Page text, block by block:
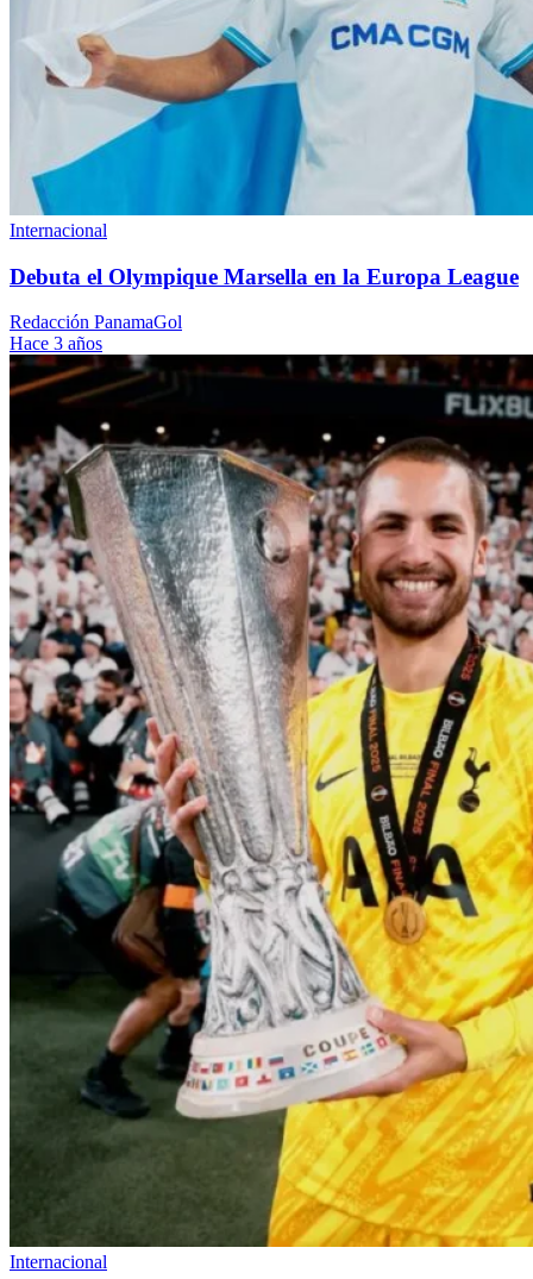
Internacional
Debuta el Olympique Marsella en la Europa League
Redacción PanamaGol
Hace 3 años
Internacional